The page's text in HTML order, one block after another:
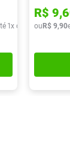
1x de R$ 9, 90
R$ 9,
ou R$ 9,90